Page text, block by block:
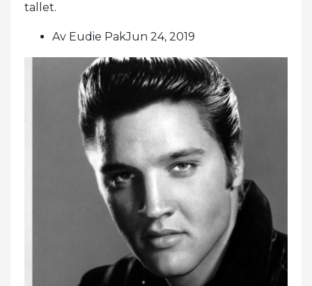
tallet.
Av Eudie PakJun 24, 2019